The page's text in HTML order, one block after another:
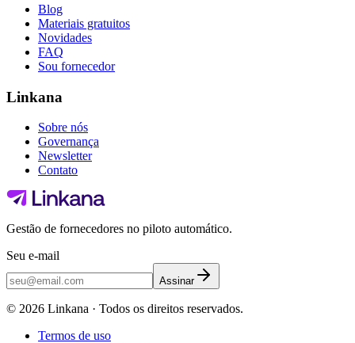
Blog
Materiais gratuitos
Novidades
FAQ
Sou fornecedor
Linkana
Sobre nós
Governança
Newsletter
Contato
Gestão de fornecedores no piloto automático.
Seu e-mail
Assinar
© 2026 Linkana · Todos os direitos reservados.
Termos de uso